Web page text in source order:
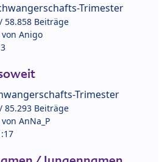
Trimester
58.858 Beiträge
Anigo
Trimester
85.293 Beiträge
AnNa_P